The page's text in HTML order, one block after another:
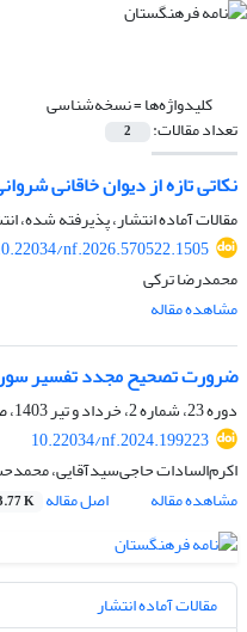
کلیدواژه‌ها =نسخه‌شناسی
تعداد مقالات: 2
نکاتی تازه‌ از دیوان خاقانی
مقالات آماده انتشار، پذیرفته شده،
nf.2026.570522.1505
محمدرضا ترکی
مشاهده مقاله
ضرورت تصحیح مجدد تفسیر
دوره 23، شماره 2، خرداد و تیر 1403، صفحه
10.22034/nf.2024.199223
اکرم‌السادات حاجی‌سیدآقایی،
مشاهده مقاله
اصل مقاله K
مقالات آماده انتشار